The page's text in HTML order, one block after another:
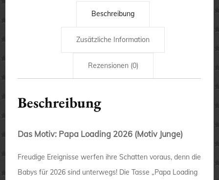
Beschreibung
Zusätzliche Information
Rezensionen (0)
Beschreibung
Das Motiv: Papa Loading 2026 (Motiv Junge)
Freudige Ereignisse werfen ihre Schatten voraus, denn die
Babys für 2026 sind unterwegs! Die Tasse „Papa Loading